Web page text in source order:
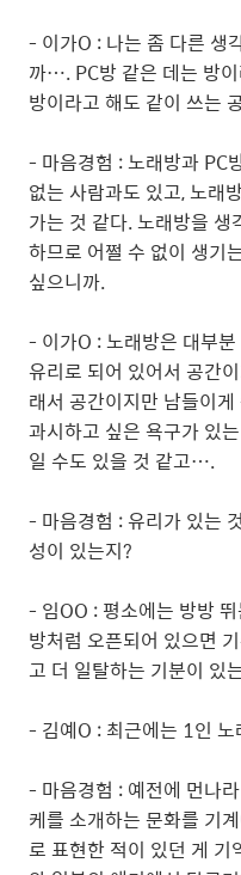
- 이가O : 나는 좀 다른 생
까…. PC방 같은 데는 방
방이라고 해도 같이 쓰는
- 마음경험 : 노래방과 PC
없는 사람과도 있고, 노래
가는 것 같다. 노래방을 생
하므로 어쩔 수 없이 생기
싶으니까.
- 이가O : 노래방은 대부
유리로 되어 있어서 공간
래서 공간이지만 남들이
과시하고 싶은 욕구가 있
일 수도 있을 것 같고….
- 마음경험 : 유리가 있는
성이 있는지?
- 임OO : 평소에는 방방
방처럼 오픈되어 있으면
고 더 일탈하는 기분이 있
- 김예O : 최근에는 1인
- 마음경험 : 예전에 먼나
케를 소개하는 문화를 기
로 표현한 적이 있던 게